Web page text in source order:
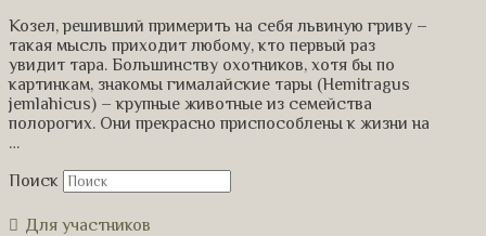
Козел, решивший примерить на себя львиную гриву –
такая мысль приходит любому, кто первый раз
увидит тара. Большинству охотников, хотя бы по
картинкам, знакомы гималайские тары (Hemitragus
jemlahicus) – крупные животные из семейства
полорогих. Они прекрасно приспособлены к жизни на
…
Поиск
Для участников